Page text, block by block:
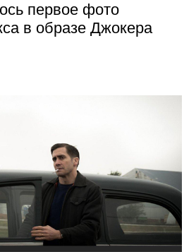
первое фото
в образе Джокера